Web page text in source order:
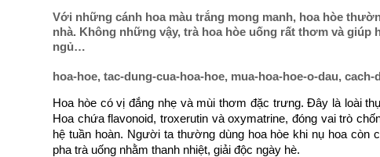
Với những cánh hoa màu trắng mong manh, hoa hòe
nhà. Không những vậy, trà hoa hòe uống rất thơm và
ngủ…
hoa-hoe, tac-dung-cua-hoa-hoe, mua-hoa-hoe-o-dau,
Hoa hòe có vị đắng nhẹ và mùi thơm đặc trưng. Đây là loài
Hoa chứa flavonoid, troxerutin và oxymatrine, đóng vai trò
hệ tuần hoàn. Người ta thường dùng hoa hòe khi nụ hoa
pha trà uống nhằm thanh nhiệt, giải độc ngày hè.